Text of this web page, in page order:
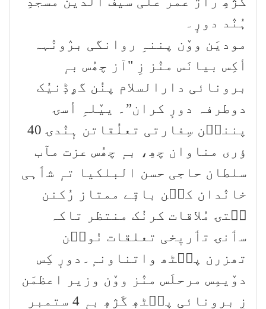
ہُنٛد دورٕ۔
مودیَن ووٚن پننہِ روانگی برٛونٛہہ
أکِس بیانَس منٛز زِ "آز چھُس بہٕ
برونائی دارالسلام پنُن گۄڈٕنیُک
دوطرفہ دورٕ کران”۔ ییٚلہِ أسۍ
پننٮ۪ن سِفارتی تعلُقاتن ہٕنٛدۍ 40
ؤری مناوان چھِ، بہٕ چھُس عزت مآب
سلطان حاجی حسن البلکیا تہٕ شٲہی
خانٛدان کٮ۪ن باقٕے ممتاز رُکنن
سۭتۍ مُلاقات کرنُک منتظر تاکہ
سٲنۍ تٲریٖخی تعلقات نٔوٮ۪ن
تھزرن پٮ۪ٹھ واتناونہٕ۔دورٕ کِس
دوٚیمِس مرحلَس منٛز ووٚن وزیر اعظمَن
زِ برونائی پٮ۪ٹھٕ گَژھٕ بہٕ 4 ستمبر